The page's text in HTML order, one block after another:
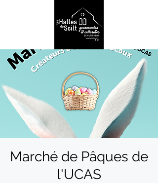
Marché de Pâques de
l'UCAS